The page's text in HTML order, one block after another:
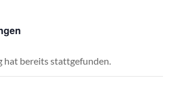
hat bereits stattgefunden.